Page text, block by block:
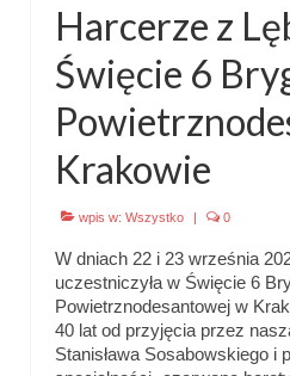
Harcerze z
Święcie 6
Krakowie
wpis w: Wszystko | 0
W dniach 22 i 23 września
uczestniczyła w Święcie 6
Powietrznodesantowej w
40 lat od przyjęcia przez
Stanisława Sosabowskiego i